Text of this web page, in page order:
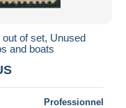
of set, Unused
and boats
Professionnel